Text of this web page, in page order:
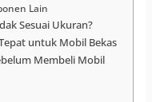
Lain
Sesuai Ukuran?
untuk Mobil Bekas
Membeli Mobil